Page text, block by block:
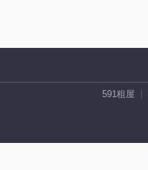
591租屋